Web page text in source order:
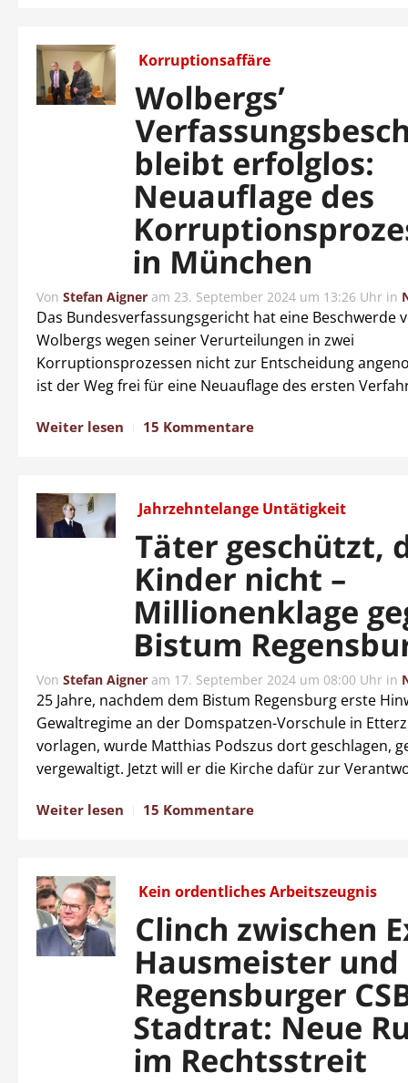
Korruptionsaffäre
Wolbergs’
bleibt erfolglos:
Neuauflage des
in München
Von Stefan Aigner am 23. September 2024 um 13:26 Uhr in
Das Bundesverfassungsgericht hat eine Beschwerde
Wolbergs wegen seiner Verurteilungen in zwei
Korruptionsprozessen nicht zur Entscheidung
ist der Weg frei für eine Neuauflage des ersten
Weiter lesen 15 Kommentare
Jahrzehntelange Untätigkeit
Täter geschützt,
Kinder nicht –
Millionenklage
Bistum
Von Stefan Aigner am 17. September 2024 um 08:00 Uhr in
25 Jahre, nachdem dem Bistum Regensburg erste
Gewaltregime an der Domspatzen-Vorschule in
vorlagen, wurde Matthias Podszus dort geschlagen,
vergewaltigt. Jetzt will er die Kirche dafür zur
Weiter lesen 15 Kommentare
Kein ordentliches Arbeitszeugnis
Clinch zwischen
Hausmeister und
Regensburger
Stadtrat: Neue
im Rechtsstreit